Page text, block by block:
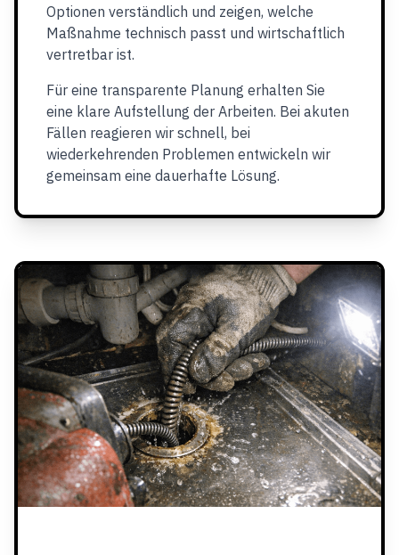
Optionen verständlich und zeigen, welche
Maßnahme technisch passt und wirtschaftlich
vertretbar ist.
Für eine transparente Planung erhalten Sie
eine klare Aufstellung der Arbeiten. Bei akuten
Fällen reagieren wir schnell, bei
wiederkehrenden Problemen entwickeln wir
gemeinsam eine dauerhafte Lösung.